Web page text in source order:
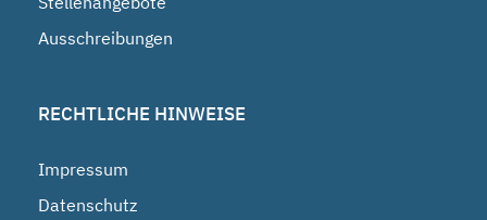
Ausschreibungen
RECHTLICHE HINWEISE
Impressum
Datenschutz